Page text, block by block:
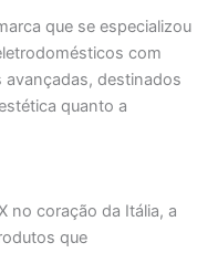
que se especializou
com
avançadas, destinados
quanto a
no coração da Itália, a
que